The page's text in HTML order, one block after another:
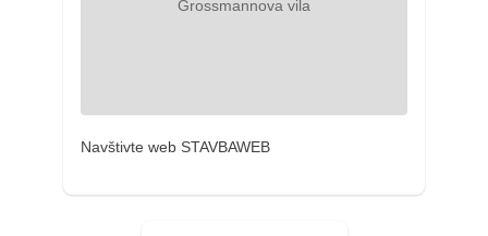
Navštivte web STAVBAWEB